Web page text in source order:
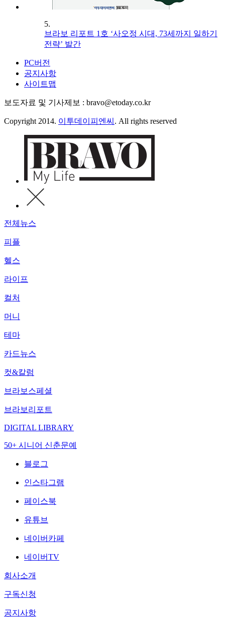
5.
브라보 리포트 1호 ‘사오정 시대, 73세까지 일하기
전략’ 발간
PC버전
공지사항
사이트맵
보도자료 및 기사제보 : bravo@etoday.co.kr
Copyright 2014. 이투데이피엔씨 . All rights reserved
전체뉴스
피플
헬스
라이프
컬처
머니
테마
카드뉴스
컷&칼럼
브라보스페셜
브라보리포트
DIGITAL LIBRARY
50+ 시니어 신춘문예
블로그
인스타그램
페이스북
유튜브
네이버카페
네이버TV
회사소개
구독신청
공지사항